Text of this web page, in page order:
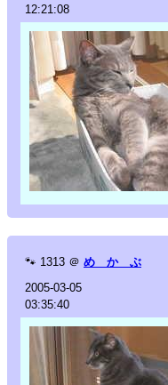
12:21:08
🐾 1313 ＠ め か ぶ
2005-03-05
03:35:40